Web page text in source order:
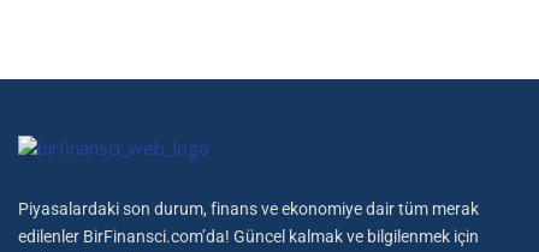
Piyasalardaki son durum, finans ve ekonomiye dair tüm merak
edilenler BirFinansci.com’da! Güncel kalmak ve bilgilenmek için